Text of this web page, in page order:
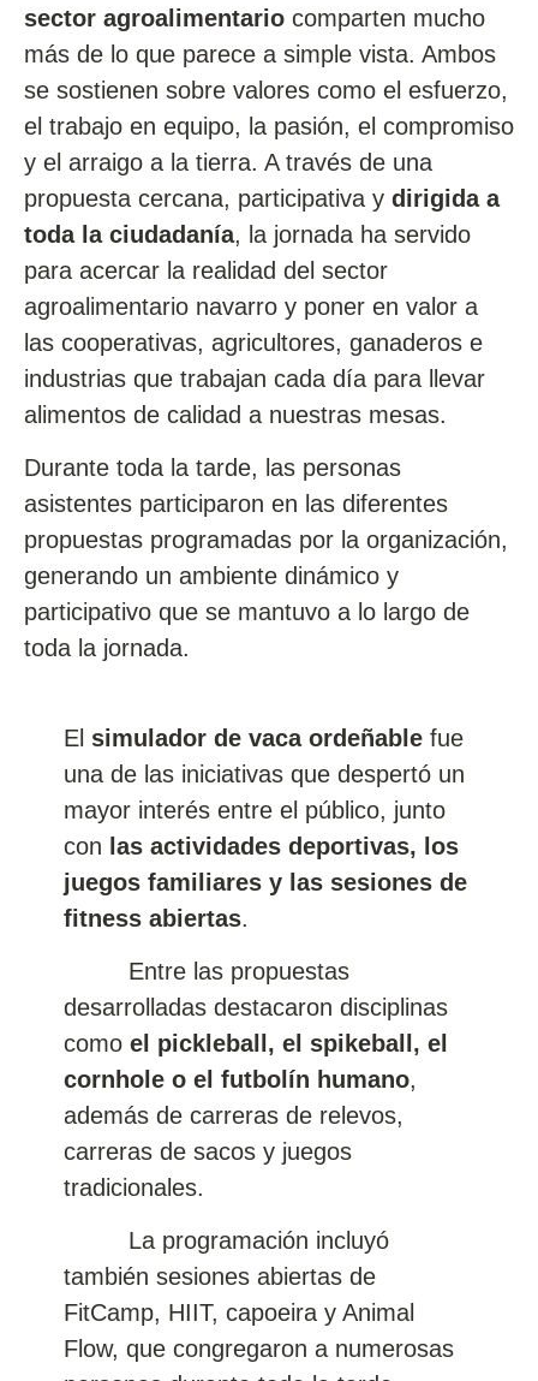
sector agroalimentario comparten mucho
más de lo que parece a simple vista. Ambos
se sostienen sobre valores como el esfuerzo,
el trabajo en equipo, la pasión, el compromiso
y el arraigo a la tierra. A través de una
propuesta cercana, participativa y dirigida a
toda la ciudadanía, la jornada ha servido
para acercar la realidad del sector
agroalimentario navarro y poner en valor a
las cooperativas, agricultores, ganaderos e
industrias que trabajan cada día para llevar
alimentos de calidad a nuestras mesas.
Durante toda la tarde, las personas
asistentes participaron en las diferentes
propuestas programadas por la organización,
generando un ambiente dinámico y
participativo que se mantuvo a lo largo de
toda la jornada.
El simulador de vaca ordeñable fue
una de las iniciativas que despertó un
mayor interés entre el público, junto
con las actividades deportivas, los
juegos familiares y las sesiones de
fitness abiertas.
Entre las propuestas
desarrolladas destacaron disciplinas
como el pickleball, el spikeball, el
cornhole o el futbolín humano,
además de carreras de relevos,
carreras de sacos y juegos
tradicionales.
La programación incluyó
también sesiones abiertas de
FitCamp, HIIT, capoeira y Animal
Flow, que congregaron a numerosas